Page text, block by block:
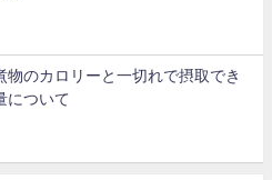
物のカロリーと一切れで摂取でき
について